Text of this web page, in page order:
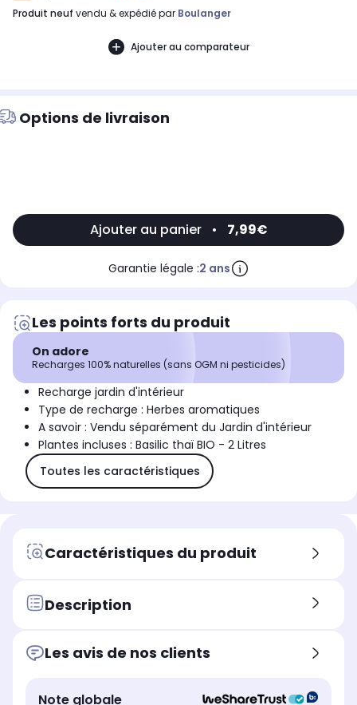
produit neuf vendu & expédié par Boulanger
Ajouter au comparateur
Options de livraison
Ajouter au panier • 7,99€
Garantie légale :2 ans
Les points forts du produit
On adore
Recharges 100% naturelles (sans OGM ni pesticides)
Recharge jardin d'intérieur
Type de recharge : Herbes aromatiques
A savoir : Vendu séparément du Jardin d'intérieur
Plantes incluses : Basilic thaï BIO - 2 Litres
Toutes les caractéristiques
Caractéristiques du produit
Description
Les avis de nos clients
Note globale